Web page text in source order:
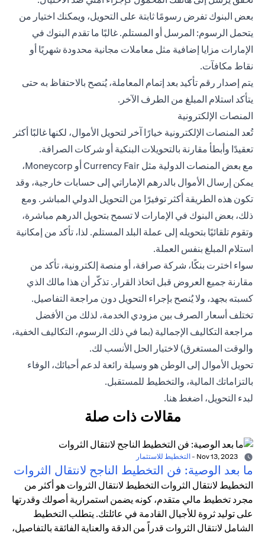
بعض البنوك تفرض رسومًا ثابتة على التحويل، ويمكنك اختيار من
يتحمل الرسوم: المرسل أو المستلم. غالبًا ما تقدم البنوك في
الإمارات مزايا إضافية مثل معاملات مجانية محدودة شهريًا أو
نقاط مكافآت.
يتم إصدار رقم تأكيد بعد إتمام المعاملة، يُنصح بالاحتفاظ به حتى
يتأكد استلام المبلغ من الطرف الآخر.
المنصات الإلكترونية
تُعد المنصات الإلكترونية خيارًا آخر لتحويل الأموال، لكنها غالبًا أكثر
تعقيدًا وأبطأ مقارنة بالتحويلات البنكية أو شركات الصرافة.
مع بعض المنصات الدولية مثل Currency Fair أو Moneycorp،
يمكن إرسال الأموال بالدرهم الإماراتي إلى حسابات خارجية، وقد
تكون هذه الطريقة أكثر توفيرًا من التحويل الدولي المباشر. ومع
ذلك، بعض البنوك في الإمارات لا تسمح بتحويل الدرهم مباشرة،
وتقوم تلقائيًا بتحويله إلى عملة البلد المستلم. لذا، تأكد من إمكانية
استلام المبلغ بنفس العملة.
سواء اخترت بنكًا، شركة صرافة، أو منصة إلكترونية، تأكد من
مقارنة جميع العروض قبل اتخاذ القرار. تذكّر أن هذا مالك الذي
كسبته بجهد، ولا يُنصح بإجراء التحويل دون مراجعة التفاصيل.
تختلف أسعار الصرف بين مزودي الخدمة، لذلك من الأفضل
مراجعة التكاليف الإجمالية (بما في ذلك الرسوم، التكاليف الخفية،
والوقت المستغرق) لاختيار الحل الأنسب لك.
تحويل الأموال إلى الوطن هو وسيلة رائعة لدعم أحبائك، الوفاء
بالتزاماتك المالية، والتخطيط للمستقبل.
لبدء التحويل، اضغط هنا.
مقالات ذات صلة
- التخطيط للاستثمار
ما بعد الوصية: فن التخطيط الناجح لانتقال الثروات
التخطيط لانتقال الثروات التخطيط لانتقال الثروات هو أكثر من
مجرد تخطيط مالي متقدم، كونه يضمن استمرارية أصولك وقدرتها
على توليد ثروة للأجيال القادمة في عائلتك. يتطلب التخطيط
الشامل لانتقال الثروات قدراً من الدقة والعناية الفائقة بالتفاصيل،